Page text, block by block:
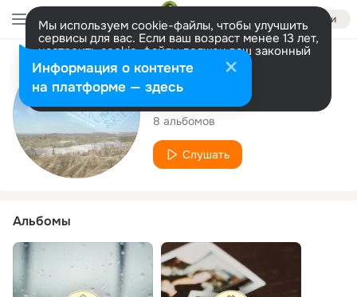
Войти
Мы используем cookie-файлы, чтобы улучшить
сервисы для вас. Если ваш возраст менее 13 лет,
настроить cookie-файлы должен ваш законный
представитель. Больше информации
Разрешить все Настроить
Исполнитель
Gretchen Pleuss
8 альбомов
Слушать
Альбомы
Информация о контенте
на платформе — здесь